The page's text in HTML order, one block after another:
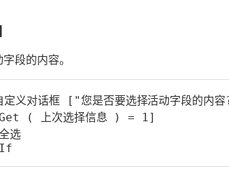
段的内容。
定义对话框 ["您是否要选择活动字段的内
( 上次选择信息 ) = 1]
If